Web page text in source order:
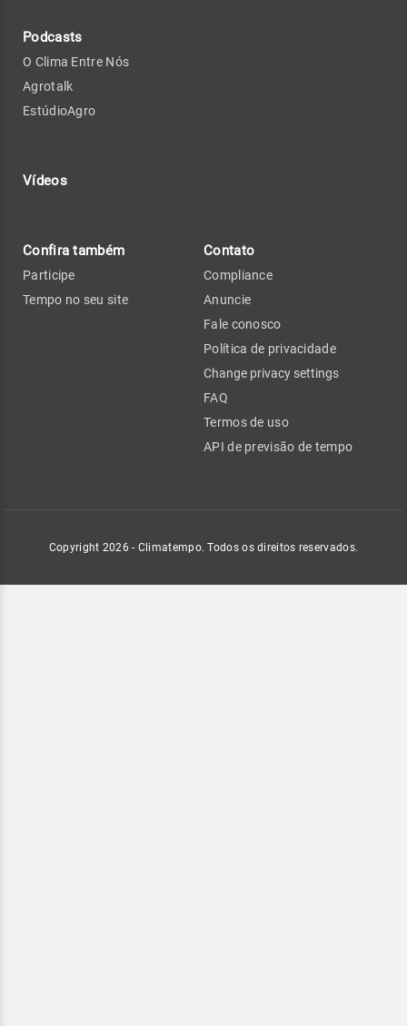
Podcasts
O Clima Entre Nós
Agrotalk
EstúdioAgro
Vídeos
Confira também
Participe
Tempo no seu site
Contato
Compliance
Anuncie
Fale conosco
Política de privacidade
Change privacy settings
FAQ
Termos de uso
API de previsão de tempo
Copyright 2026 - Climatempo. Todos os direitos reservados.